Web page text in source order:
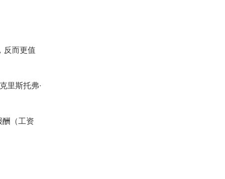
反而更值
里斯托弗·
酬（工资